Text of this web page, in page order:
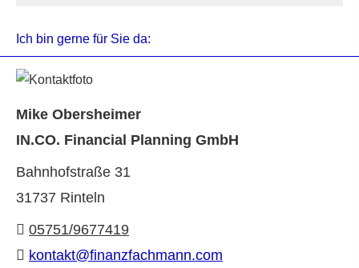
Ich bin gerne für Sie da:
Mike Obersheimer
IN.CO. Financial Planning GmbH
Bahnhofstraße 31
31737 Rinteln
05751/9677419
kontakt@finanzfachmann.com